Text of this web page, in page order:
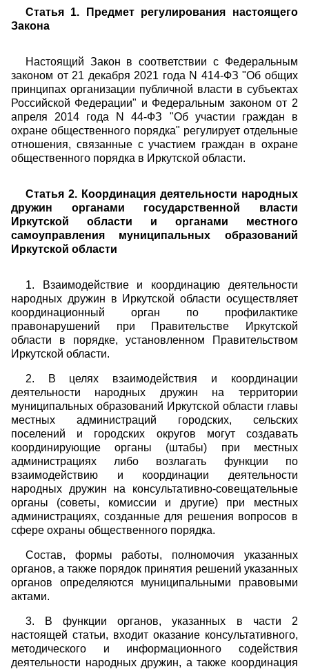
Статья 1. Предмет регулирования настоящего
Закона
Настоящий Закон в соответствии с Федеральным
законом от 21 декабря 2021 года N 414-ФЗ "Об общих
принципах организации публичной власти в субъектах
Российской Федерации" и Федеральным законом от 2
апреля 2014 года N 44-ФЗ "Об участии граждан в
охране общественного порядка" регулирует отдельные
отношения, связанные с участием граждан в охране
общественного порядка в Иркутской области.
Статья 2. Координация деятельности народных
дружин органами государственной власти
Иркутской области и органами местного
самоуправления муниципальных образований
Иркутской области
1. Взаимодействие и координацию деятельности
народных дружин в Иркутской области осуществляет
координационный орган по профилактике
правонарушений при Правительстве Иркутской
области в порядке, установленном Правительством
Иркутской области.
2. В целях взаимодействия и координации
деятельности народных дружин на территории
муниципальных образований Иркутской области главы
местных администраций городских, сельских
поселений и городских округов могут создавать
координирующие органы (штабы) при местных
администрациях либо возлагать функции по
взаимодействию и координации деятельности
народных дружин на консультативно-совещательные
органы (советы, комиссии и другие) при местных
администрациях, созданные для решения вопросов в
сфере охраны общественного порядка.
Состав, формы работы, полномочия указанных
органов, а также порядок принятия решений указанных
органов определяются муниципальными правовыми
актами.
3. В функции органов, указанных в части 2
настоящей статьи, входит оказание консультативного,
методического и информационного содействия
деятельности народных дружин, а также координация